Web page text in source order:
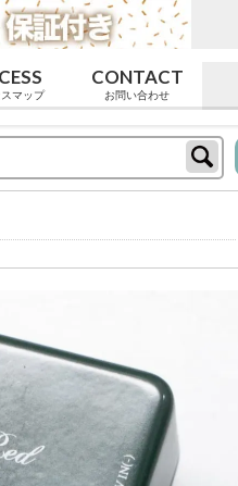
マップ
CONTACT
お問い合わせ